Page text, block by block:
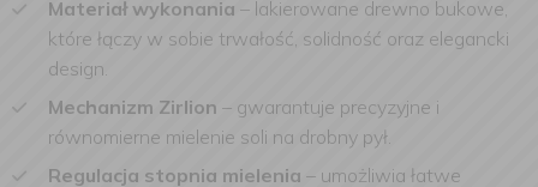
Materiał wykonania – lakierowane drewno bukowe,
które łączy w sobie trwałość, solidność oraz elegancki
design.
Mechanizm Zirlion – gwarantuje precyzyjne i
równomierne mielenie soli na drobny pył.
Regulacja stopnia mielenia – umożliwia łatwe